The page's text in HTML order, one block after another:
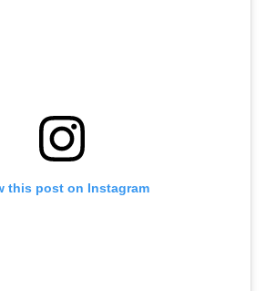
this post on Instagram